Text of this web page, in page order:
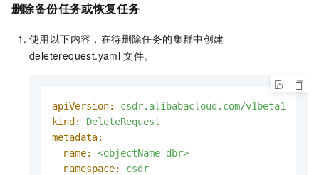
删除备份任务或恢复任务
使用以下内容，在待删除任务的集群中创建
deleterequest.yaml 文件。
apiVersion:
csdr.alibabacloud.com/v1beta1
kind:
DeleteRequest
metadata:
name:
<objectName-dbr>
namespace:
csdr